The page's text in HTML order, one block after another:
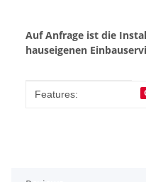
Auf Anfrage ist die
hauseigenen
Product Attribute
Value
Features: